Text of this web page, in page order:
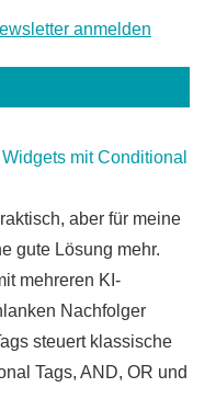
mit Conditional
aber für meine
gute Lösung mehr.
mehreren KI-
Nachfolger
steuert klassische
Tags, AND, OR und